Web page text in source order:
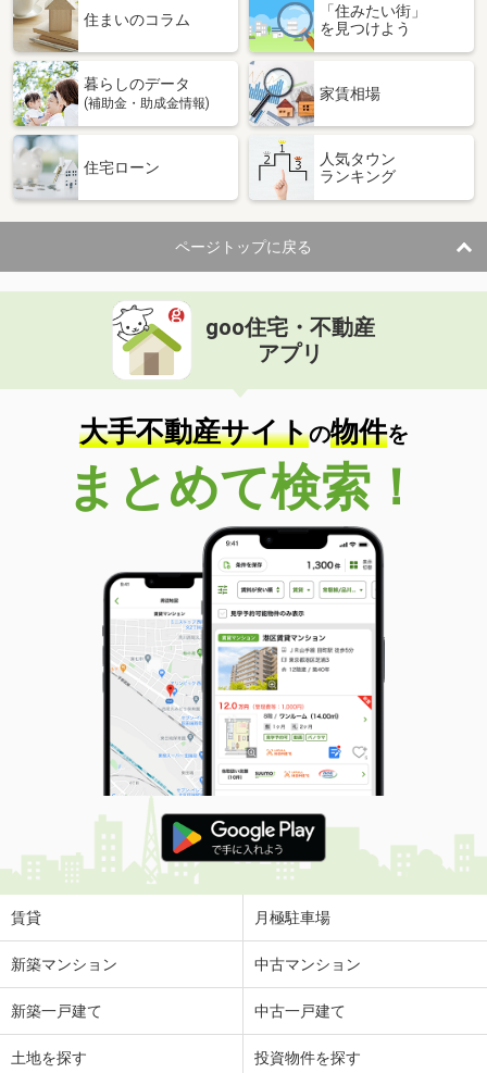
住まいのコラム
「住みたい街」
を見つけよう
暮らしのデータ
(補助金・助成金情報)
家賃相場
住宅ローン
人気タウン
ランキング
ページトップに戻る
goo住宅・不動産
アプリ
大手不動産サイトの物件を
まとめて検索！
賃貸 月極駐車場
新築マンション 中古マンション
新築一戸建て 中古一戸建て
土地を探す 投資物件を探す